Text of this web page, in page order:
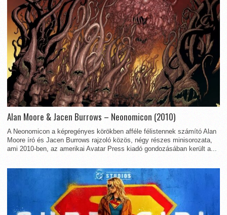
Alan Moore & Jacen Burrows – Neonomicon (2010)
A Neonomicon a képregényes körökben afféle félistennek számító Alan
Moore író és Jacen Burrows rajzoló közös, négy részes minisorozata,
ami 2010-ben, az amerikai Avatar Press kiadó gondozásában került a...